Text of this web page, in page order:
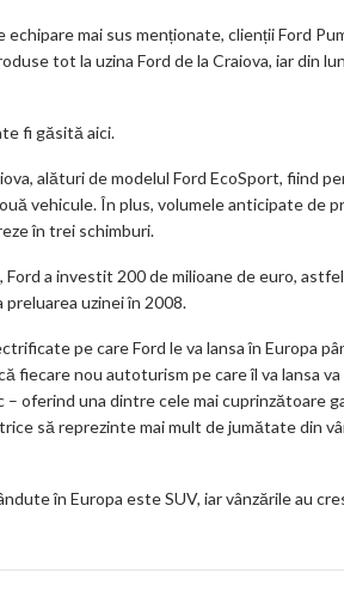
mai sus menționate, clienții Ford
tot la uzina Ford de la Craiova, iar din
fi găsită aici.
alături de modelul Ford EcoSport, fiind
vehicule. În plus, volumele anticipate de
în trei schimburi.
a investit 200 de milioane de euro,
preluarea uzinei în 2008.
pe care Ford le va lansa în Europa
fiecare nou autoturism pe care îl va lansa
oferind una dintre cele mai cuprinzătoare
să reprezinte mai mult de jumătate din
în Europa este SUV, iar vânzările au